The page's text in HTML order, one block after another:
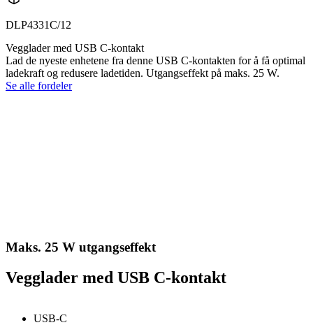
DLP4331C/12
Vegglader med USB C-kontakt
Lad de nyeste enhetene fra denne USB C-kontakten for å få optimal
ladekraft og redusere ladetiden. Utgangseffekt på maks. 25 W.
Se alle fordeler
Maks. 25 W utgangseffekt
Vegglader med USB C-kontakt
USB-C